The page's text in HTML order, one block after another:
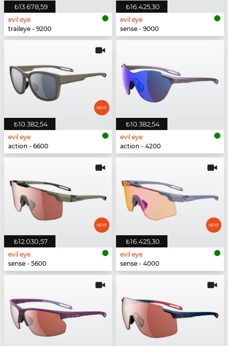
₺13.678,59
evil eye
traileye - 9200
₺16.425,30
evil eye
sense - 9000
₺10.382,54
evil eye
action - 6600
₺10.382,54
evil eye
action - 4200
₺12.030,57
evil eye
sense - 5600
₺16.425,30
evil eye
sense - 4000